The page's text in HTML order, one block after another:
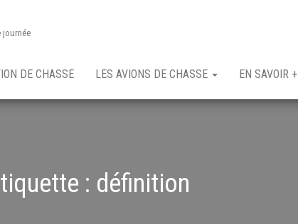
journée
DE CHASSE LES AVIONS DE CHASSE EN SAVOIR +
: définition